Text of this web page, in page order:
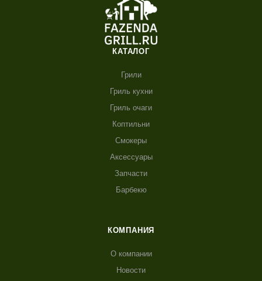
КАТАЛОГ
Грили
Гриль кухни
Гриль очаги
Коптильни
Смокеры
Аксессуары
Запчасти
Барбекю
КОМПАНИЯ
О компании
Новости